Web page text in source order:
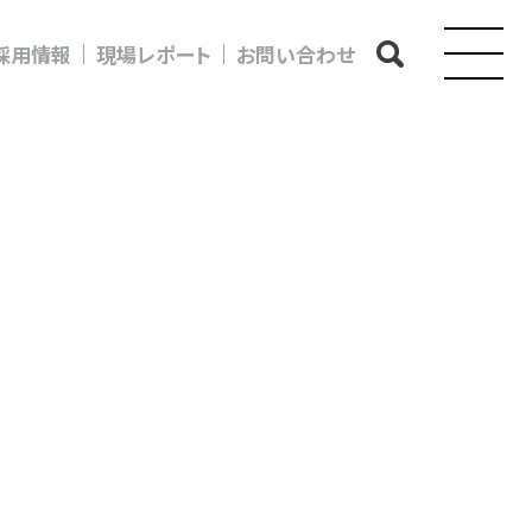
用情報 現場レポート お問い合わせ